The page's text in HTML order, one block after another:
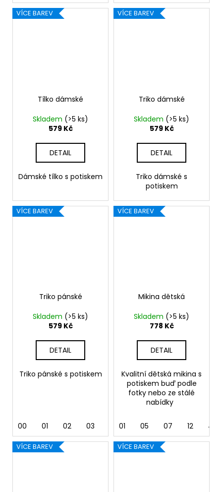
VÍCE BAREV
Tílko dámské
Skladem (>5 ks)
579 Kč
DETAIL
Dámské tílko s potiskem
VÍCE BAREV
Triko dámské
Skladem (>5 ks)
579 Kč
DETAIL
Triko dámské s
potiskem
VÍCE BAREV
Triko pánské
Skladem (>5 ks)
579 Kč
DETAIL
Triko pánské s potiskem
00 01 02 03 05 06 07 08
VÍCE BAREV
Mikina dětská
Skladem (>5 ks)
778 Kč
DETAIL
Kvalitní dětská mikina s
potiskem buď podle
fotky nebo ze stálé
nabídky
01 05 07 12 40
VÍCE BAREV VÍCE BAREV